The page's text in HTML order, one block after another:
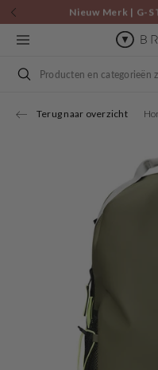
Skip to
content
Nieuw Merk | G-
Search
Terug naar overzicht